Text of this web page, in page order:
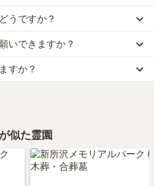
相場は、一般墓が約63万円（墓石代
円です。
、安いものが悪い、という訳ではあ
線「新所沢駅」からタクシーで約10
インター」から車で約15分です。
ジの「地図・交通アクセス」欄をご
うですか？
は、4.2点です。特に交通利便性が
は工場が多く、食事や買物をする店
可、食物は禁止されている。車で5
が近辺の道路はいつも混んでいるの
いできますか？
応しています。
ております。
養墓の相場価格は、約58万円です。
い方は『
すか？
対応しております。
も供養できるプランをご用意してお
似た霊園